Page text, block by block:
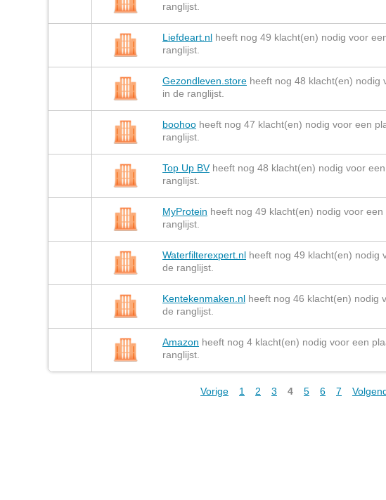
ranglijst.
Liefdeart.nl heeft nog 49 klacht(en) nodig voor
ranglijst.
Gezondleven.store heeft nog 48 klacht(en) nodig
in de ranglijst.
boohoo heeft nog 47 klacht(en) nodig voor een
ranglijst.
Top Up BVheeft nog 48 klacht(en) nodig voor
ranglijst.
MyProtein heeft nog 49 klacht(en) nodig voor een
ranglijst.
Waterfilterexpert.nl heeft nog 49 klacht(en) nodig
de ranglijst.
Kentekenmaken.nl heeft nog 46 klacht(en) nodig
de ranglijst.
Amazon heeft nog 4 klacht(en) nodig voor een
ranglijst.
Vorige 1 2 3 4 5 6 7